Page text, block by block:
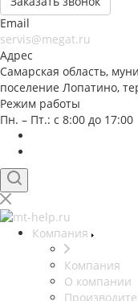
Email
servis@megat.ru
Адрес
Самарская область,
поселение Лопатино,
Режим работы
Пн. – Пт.: с 8:00 до 17:00
Компания
Компания
О компании